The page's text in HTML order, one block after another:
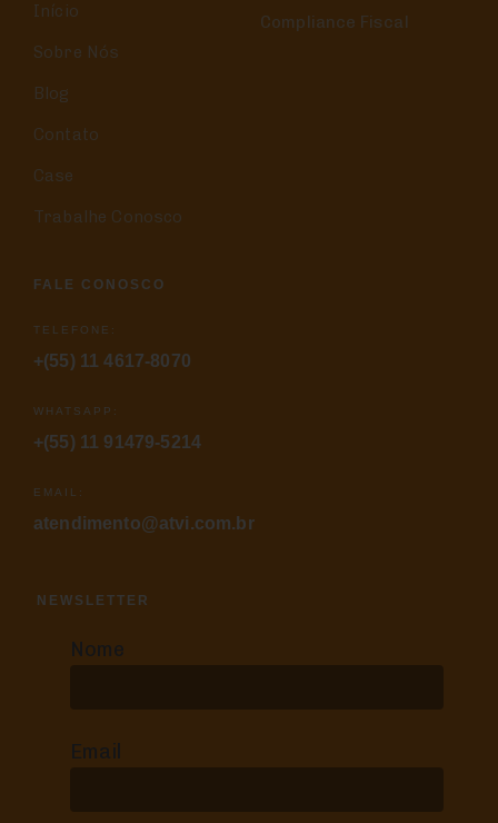
Início
Sobre Nós
Blog
Contato
Case
Trabalhe Conosco
Compliance Fiscal
FALE CONOSCO
TELEFONE:
+(55) 11 4617-8070
WHATSAPP:
+(55) 11 91479-5214
EMAIL:
atendimento@atvi.com.br
NEWSLETTER
Nome
Email